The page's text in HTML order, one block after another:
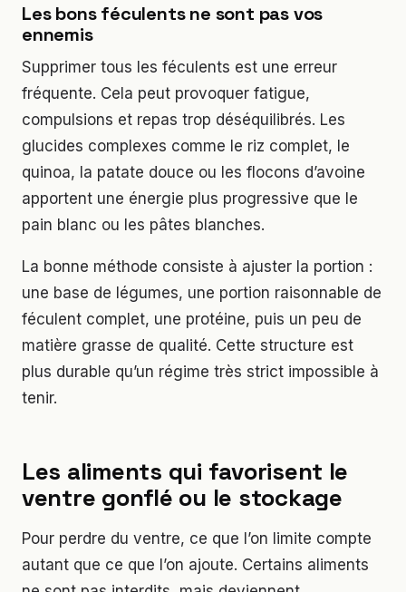
Les bons féculents ne sont pas vos
ennemis
Supprimer tous les féculents est une erreur
fréquente. Cela peut provoquer fatigue,
compulsions et repas trop déséquilibrés. Les
glucides complexes comme le riz complet, le
quinoa, la patate douce ou les flocons d’avoine
apportent une énergie plus progressive que le
pain blanc ou les pâtes blanches.
La bonne méthode consiste à ajuster la portion :
une base de légumes, une portion raisonnable de
féculent complet, une protéine, puis un peu de
matière grasse de qualité. Cette structure est
plus durable qu’un régime très strict impossible à
tenir.
Les aliments qui favorisent le
ventre gonflé ou le stockage
Pour perdre du ventre, ce que l’on limite compte
autant que ce que l’on ajoute. Certains aliments